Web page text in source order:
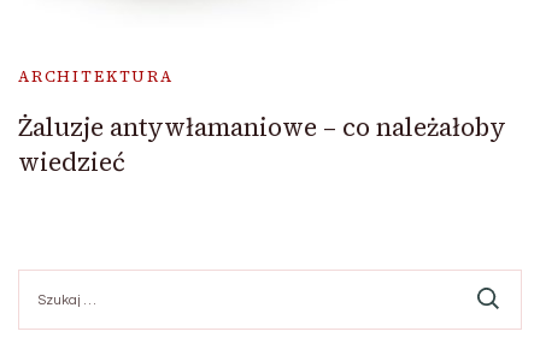
ARCHITEKTURA
Żaluzje antywłamaniowe – co należałoby
wiedzieć